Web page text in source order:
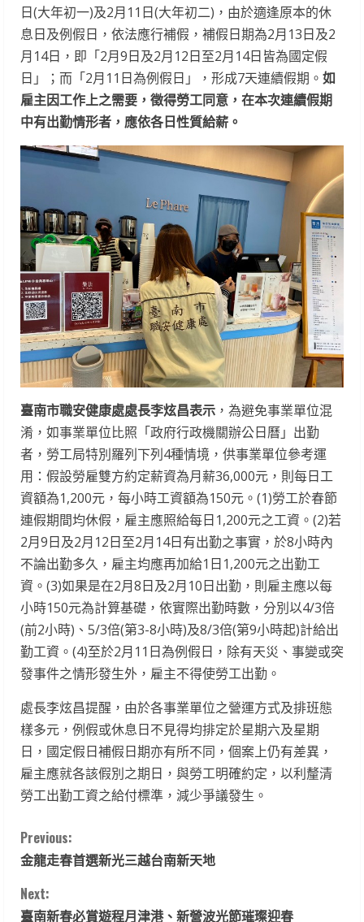
日(大年初一)及2月11日(大年初二)，由於適逢原本的休
息日及例假日，依法應行補假，補假日期為2月13日及2
月14日，即「2月9日及2月12日至2月14日皆為國定假
日」；而「2月11日為例假日」，形成7天連續假期。 如
雇主因工作上之需要，徵得勞工同意，在本次連續假期
中有出勤情形者，應依各日性質給薪。
臺南市職安健康處處長李炫昌表示 ，為避免事業單位混
淆，如事業單位比照「政府行政機關辦公日曆」出勤
者，勞工局特別羅列下列4種情境，供事業單位參考運
用：假設勞雇雙方約定薪資為月薪36,000元，則每日工
資額為1,200元，每小時工資額為150元。(1)勞工於春節
連假期間均休假，雇主應照給每日1,200元之工資。(2)若
2月9日及2月12日至2月14日有出勤之事實，於8小時內
不論出勤多久，雇主均應再加給1日1,200元之出勤工
資。(3)如果是在2月8日及2月10日出勤，則雇主應以每
小時150元為計算基礎，依實際出勤時數，分別以4/3倍
(前2小時)、5/3倍(第3-8小時)及8/3倍(第9小時起)計給出
勤工資。(4)至於2月11日為例假日，除有天災、事變或突
發事件之情形發生外，雇主不得使勞工出勤。
處長李炫昌提醒，由於各事業單位之營運方式及排班態
樣多元，例假或休息日不見得均排定於星期六及星期
日，國定假日補假日期亦有所不同，個案上仍有差異，
雇主應就各該假別之期日，與勞工明確約定，以利釐清
勞工出勤工資之給付標準，減少爭議發生。
C
o
n
Previous:
金龍走春首選新光三越台南新天地
Next:
臺南新春必賞遊程月津港、新營波光節璀璨迎春